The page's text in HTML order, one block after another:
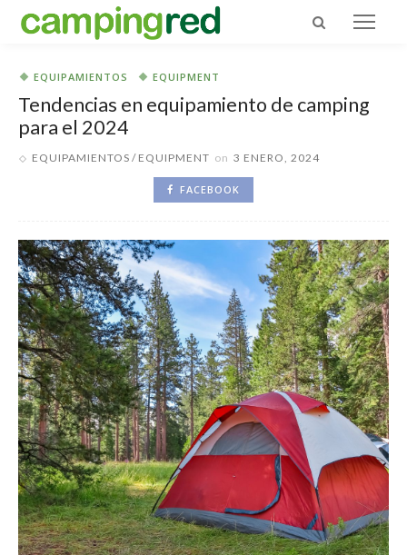
EQUIPAMIENTOS EQUIPMENT
Tendencias en equipamiento de camping
para el 2024
EQUIPAMIENTOS EQUIPMENT on 3 ENERO, 2024
FACEBOOK